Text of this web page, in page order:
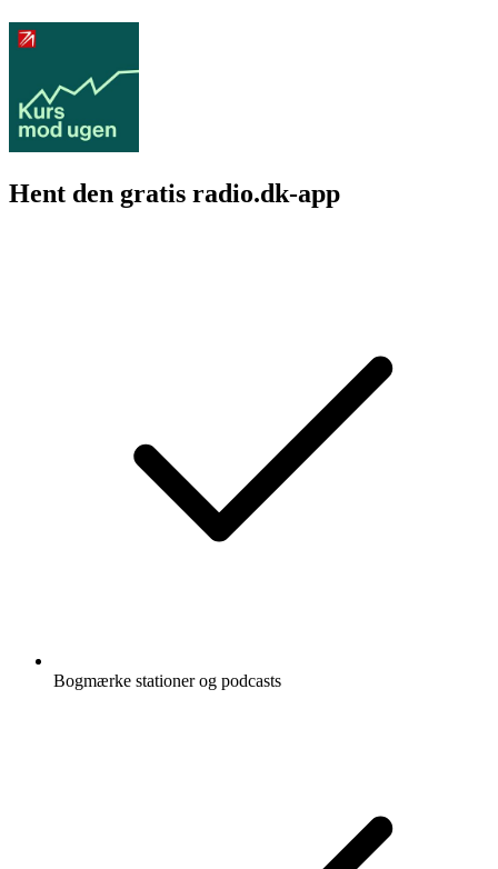
Hent den gratis radio.dk-app
Bogmærke stationer og podcasts